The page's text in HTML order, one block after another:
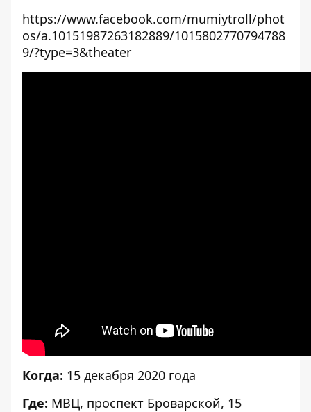
https://www.facebook.com/mumiytroll/phot
os/a.10151987263182889/1015802770794788
9/?type=3&theater
Когда: 15 декабря 2020 года
Где: МВЦ, проспект Броварской, 15